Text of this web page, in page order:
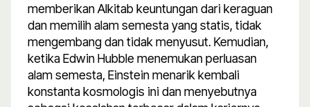
memberikan Alkitab keuntungan dari keraguan
dan memilih alam semesta yang statis, tidak
mengembang dan tidak menyusut. Kemudian,
ketika Edwin Hubble menemukan perluasan
alam semesta, Einstein menarik kembali
konstanta kosmologis ini dan menyebutnya